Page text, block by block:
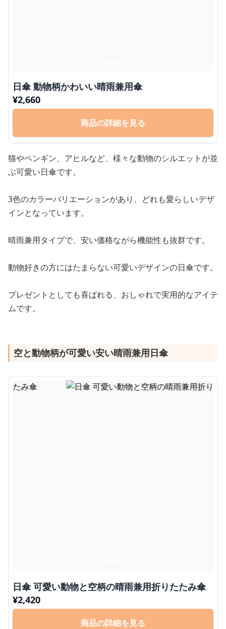
日傘 動物柄かわいい晴雨兼用傘
¥2,660
商品の詳細を見る
猫やペンギン、アヒルなど、様々な動物のシルエットが並
ぶ可愛い日傘です。
3色のカラーバリエーションがあり、どれも愛らしいデザ
インとなっています。
晴雨兼用タイプで、安い価格ながら機能性も抜群です。
動物好きの方にはたまらない可愛いデザインの日傘です。
プレゼントとしても喜ばれる、おしゃれで実用的なアイテ
ムです。
空と動物柄が可愛い安い晴雨兼用日傘
日傘 可愛い動物と空柄の晴雨兼用折りたたみ傘
¥2,420
商品の詳細を見る